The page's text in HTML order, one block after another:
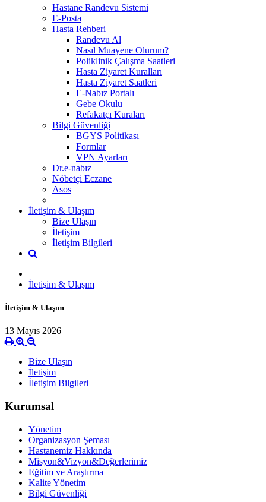
Hastane Randevu Sistemi
E-Posta
Hasta Rehberi
Randevu Al
Nasıl Muayene Olurum?
Poliklinik Çalışma Saatleri
Hasta Ziyaret Kuralları
Hasta Ziyaret Saatleri
E-Nabız Portalı
Gebe Okulu
Refakatçı Kuraları
Bilgi Güvenliği
BGYS Politikası
Formlar
VPN Ayarları
Dr.e-nabız
Nöbetçi Eczane
Asos
İletişim & Ulaşım
Bize Ulaşın
İletişim
İletişim Bilgileri
İletişim & Ulaşım
İletişim & Ulaşım
13 Mayıs 2026
Bize Ulaşın
İletişim
İletişim Bilgileri
Kurumsal
Yönetim
Organizasyon Şeması
Hastanemiz Hakkında
Misyon&Vizyon&Değerlerimiz
Eğitim ve Araştırma
Kalite Yönetim
Bilgi Güvenliği